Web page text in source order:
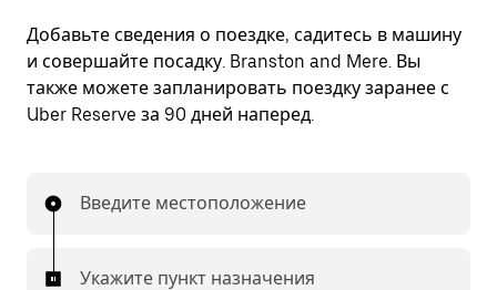
Добавьте сведения о поездке, садитесь в машину
и совершайте посадку. Branston and Mere. Вы
также можете запланировать поездку заранее с
Uber Reserve за 90 дней наперед.
Введите местоположение
Укажите пункт назначения